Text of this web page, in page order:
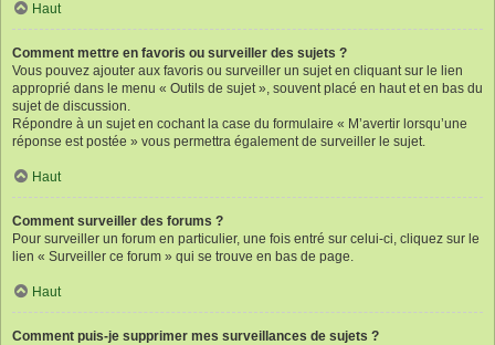
Haut
Comment mettre en favoris ou surveiller des sujets ?
Vous pouvez ajouter aux favoris ou surveiller un sujet en cliquant sur le lien
approprié dans le menu « Outils de sujet », souvent placé en haut et en bas du
sujet de discussion.
Répondre à un sujet en cochant la case du formulaire « M’avertir lorsqu’une
réponse est postée » vous permettra également de surveiller le sujet.
Haut
Comment surveiller des forums ?
Pour surveiller un forum en particulier, une fois entré sur celui-ci, cliquez sur le
lien « Surveiller ce forum » qui se trouve en bas de page.
Haut
Comment puis-je supprimer mes surveillances de sujets ?